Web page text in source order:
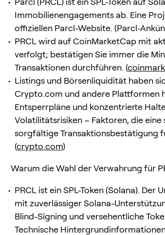
Immobilienengagements ab. Eine
offiziellen Parcl-Website. (Parcl-
PRCL wird auf CoinMarketCap mit
verfolgt; bestätigen Sie immer die
Transaktionen durchführen. (
Listings und Börsenliquidität haben
Crypto.com und andere Plattformen
Entsperrpläne und konzentrierte
Volatilitätsrisiken – Faktoren, die
sorgfältige Transaktionsbestätigung
(crypto.com)
Warum die Wahl der Verwahrung für
PRCL ist ein SPL-Token (Solana).
mit zuverlässiger Solana-
Blind-Signing und versehentliche
Technische